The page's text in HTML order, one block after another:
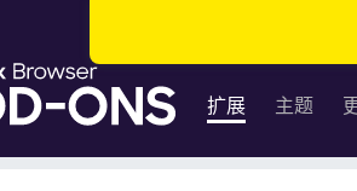
扩展 主题